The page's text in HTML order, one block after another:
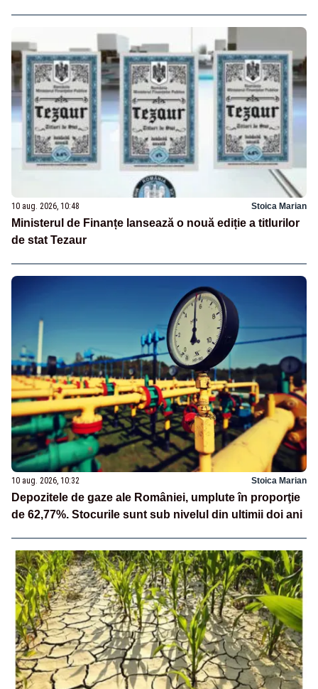
10 aug. 2026, 10:48 Stoica Marian
Ministerul de Finanțe lansează o nouă ediție a titlurilor
de stat Tezaur
10 aug. 2026, 10:32 Stoica Marian
Depozitele de gaze ale României, umplute în proporţie
de 62,77%. Stocurile sunt sub nivelul din ultimii doi ani